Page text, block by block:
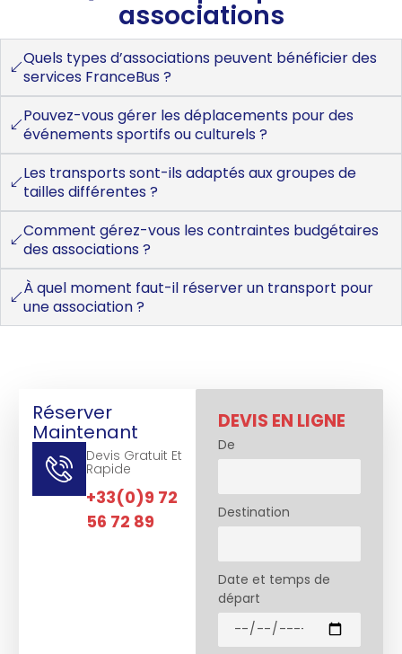
associations
Quels types d’associations peuvent bénéficier des
services FranceBus ?
Pouvez-vous gérer les déplacements pour des
événements sportifs ou culturels ?
Les transports sont-ils adaptés aux groupes de
tailles différentes ?
Comment gérez-vous les contraintes budgétaires
des associations ?
À quel moment faut-il réserver un transport pour
une association ?
Réserver
Maintenant
Devis Gratuit Et
Rapide
+33(0)9 72
56 72 89
DEVIS EN LIGNE
De
Destination
Date et temps de
départ